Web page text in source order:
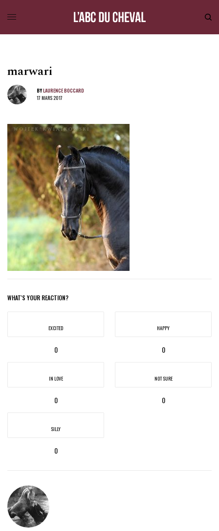
marwari
BYLAURENCE BOCCARD
17 MARS 2017
WHAT'S YOUR REACTION?
EXCITED
0
HAPPY
0
IN LOVE
0
NOT SURE
0
SILLY
0